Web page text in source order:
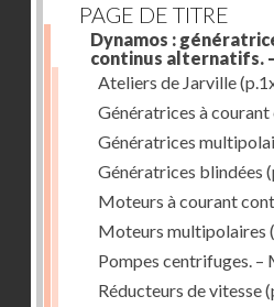
PAGE DE TITRE
Dynamos :
continus alternatifs.
Ateliers de Jarville
Génératrices à
Génératrices
Génératrices blindées
Moteurs à courant
Moteurs multipolaires
Pompes centrifuges. –
Réducteurs de vitesse